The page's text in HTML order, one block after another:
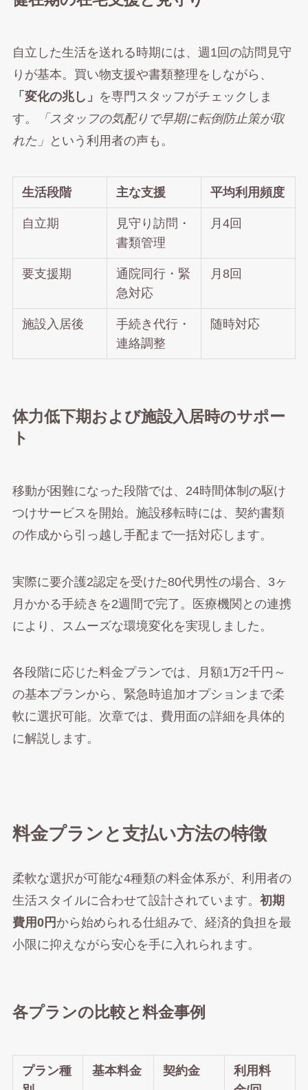
自立した生活を送れる時期には、週1回の訪問見守
りが基本。買い物支援や書類整理をしながら、
「変化の兆し」 を専門スタッフがチェックしま
す。
「スタッフの気配りで早期に転倒防止策が取
れた」 という利用者の声も。
生活段階 主な支援 平均利用頻度
自立期
見守り訪問・
書類管理
月4回
要支援期
通院同行・緊
急対応
月8回
施設入居後
手続き代行・
連絡調整
随時対応
体力低下期および施設入居時のサポー
ト
移動が困難になった段階では、24時間体制の駆け
つけサービスを開始。施設移転時には、契約書類
の作成から引っ越し手配まで一括対応します。
実際に要介護2認定を受けた80代男性の場合、3ヶ
月かかる手続きを2週間で完了。医療機関との連携
により、スムーズな環境変化を実現しました。
各段階に応じた料金プランでは、月額1万2千円～
の基本プランから、緊急時追加オプションまで柔
軟に選択可能。次章では、費用面の詳細を具体的
に解説します。
料金プランと支払い方法の特徴
柔軟な選択が可能な4種類の料金体系が、利用者の
生活スタイルに合わせて設計されています。 初期
費用0円 から始められる仕組みで、経済的負担を最
小限に抑えながら安心を手に入れられます。
各プランの比較と料金事例
プラン種
基本料金 契約金
利用料